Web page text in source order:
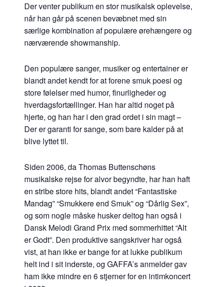
Der venter publikum en stor musikalsk oplevelse,
når han går på scenen bevæbnet med sin
særlige kombination af populære ørehængere og
nærværende showmanship.
Den populære sanger, musiker og entertainer er
blandt andet kendt for at forene smuk poesi og
store følelser med humor, finurligheder og
hverdagsfortællinger. Han har altid noget på
hjerte, og han har i den grad ordet i sin magt –
Der er garanti for sange, som bare kalder på at
blive lyttet til.
Siden 2006, da Thomas Buttenschøns
musikalske rejse for alvor begyndte, har han haft
en stribe store hits, blandt andet “Fantastiske
Mandag” “Smukkere end Smuk” og “Dårlig Sex”,
og som nogle måske husker deltog han også i
Dansk Melodi Grand Prix med sommerhittet “Alt
er Godt”. Den produktive sangskriver har også
vist, at han ikke er bange for at lukke publikum
helt ind i sit inderste, og GAFFA’s anmelder gav
ham ikke mindre en 6 stjerner for en intimkoncert